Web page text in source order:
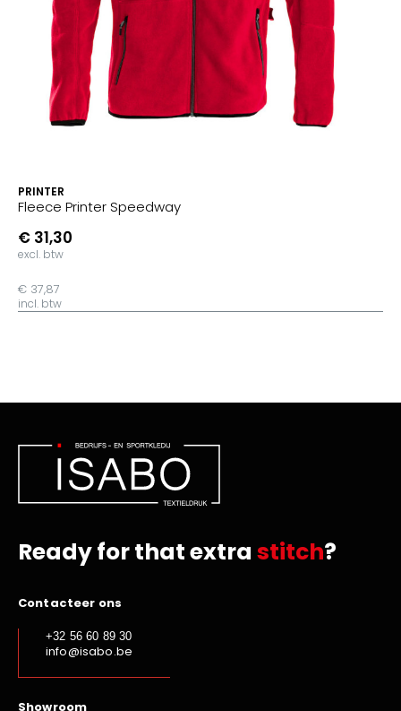
PRINTER
Fleece Printer Speedway
€ 31,30
excl. btw
€ 37,87
incl. btw
Ready for that extra stitch?
Contacteer ons
+32 56 60 89 30
info@isabo.be
Showroom